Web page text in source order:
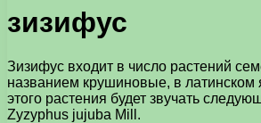
зизифус
Зизифус входит в число растений
названием крушиновые, в латинском
этого растения будет звучать
Zyzyphus jujuba Mill.